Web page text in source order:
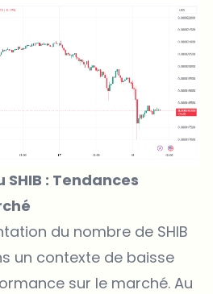
: Tendances
du nombre de SHIB
un contexte de baisse
sur le marché. Au